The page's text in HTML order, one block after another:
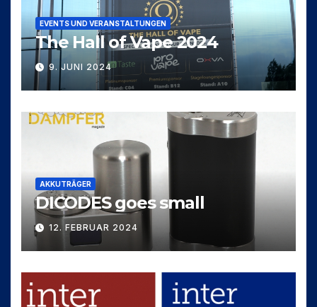
EVENTS UND VERANSTALTUNGEN
The Hall of Vape 2024
9. JUNI 2024
AKKUTRÄGER
DICODES goes small
12. FEBRUAR 2024